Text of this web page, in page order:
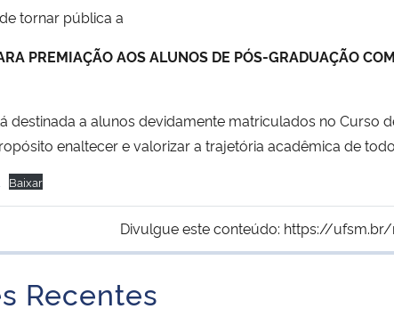
tornar pública a
PREMIAÇÃO AOS ALUNOS DE PÓS-GRADUAÇÃO
destinada a alunos devidamente matriculados no Curso
enaltecer e valorizar a trajetória acadêmica de
Baixar
Divulgue este conteúdo: https://ufsm.br/
Recentes